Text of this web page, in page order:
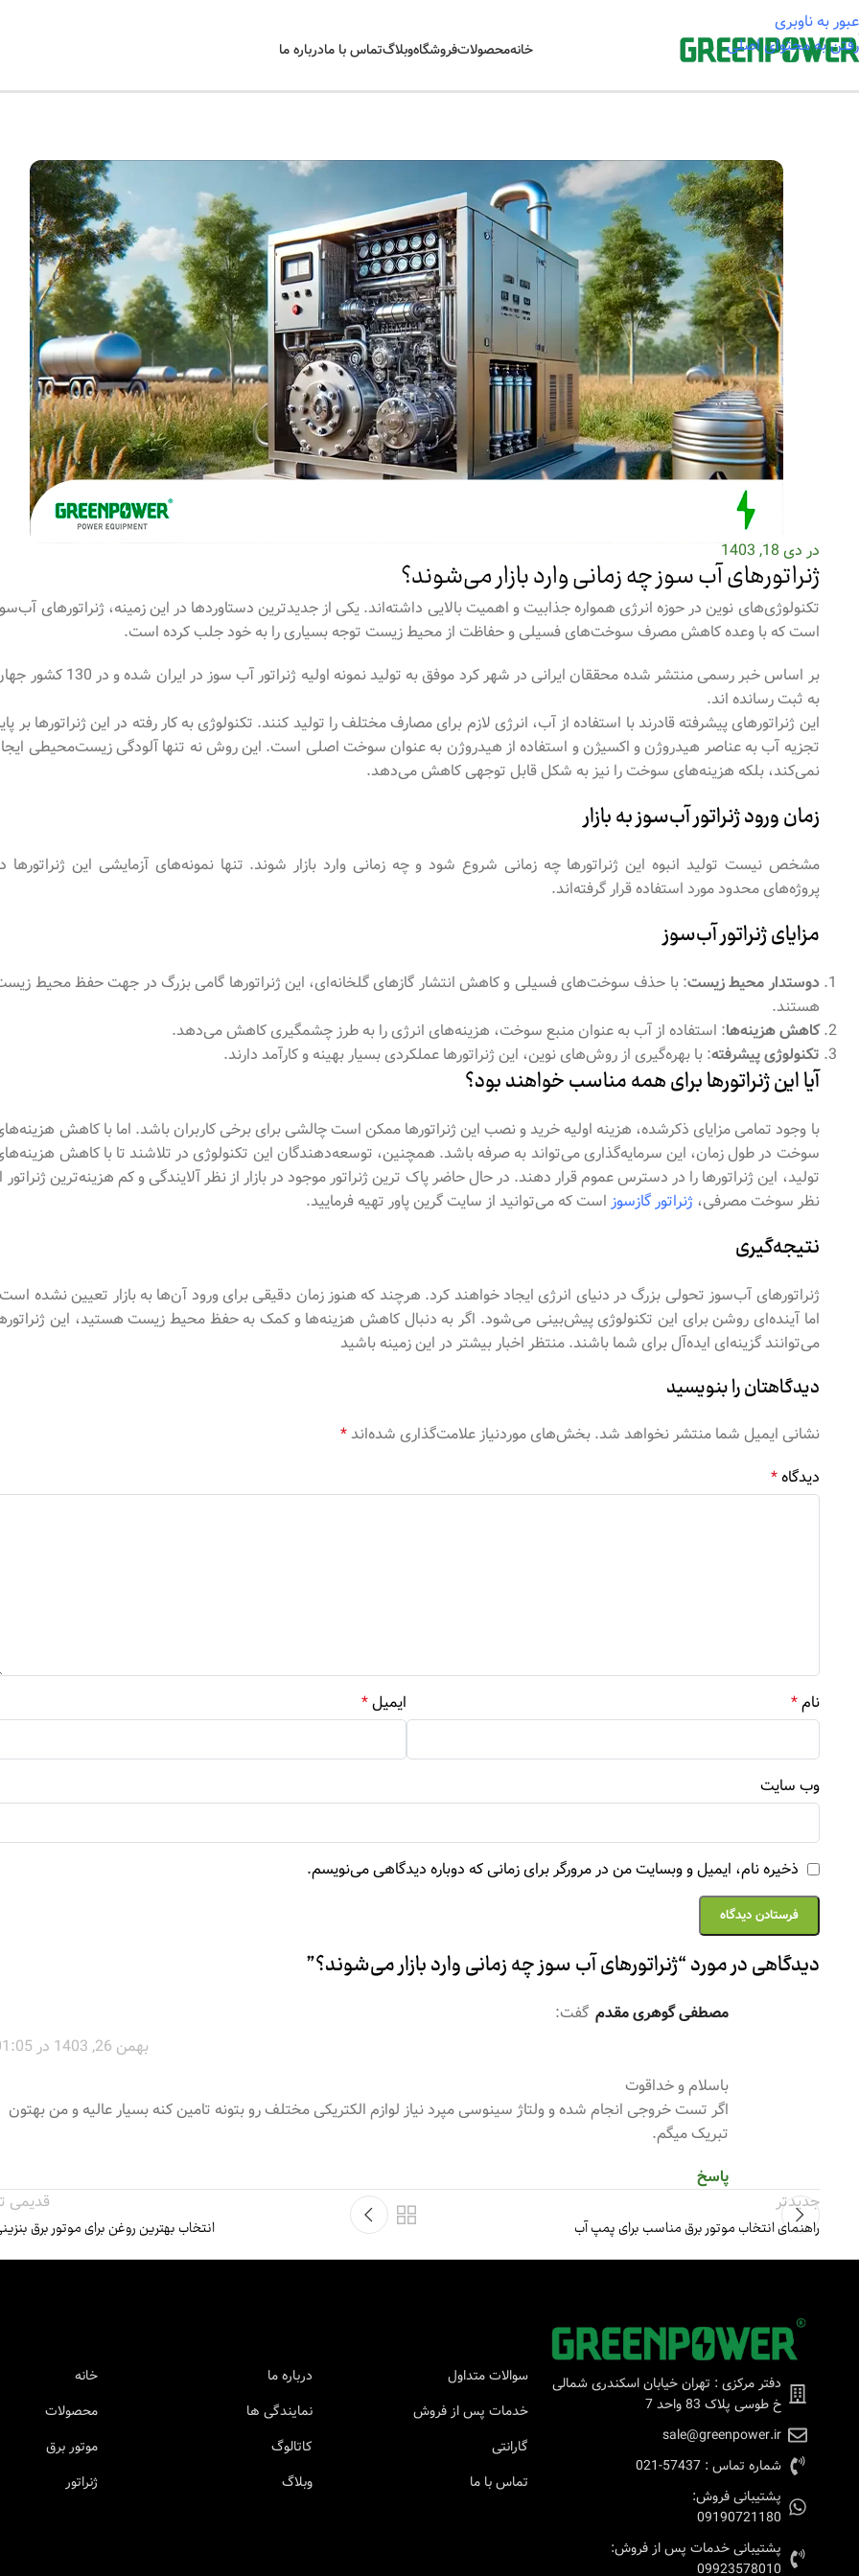
عبور به ناوبری
رفتن به محتوای اصلی
خانهمحصولاتفروشگاهوبلاگتماس با مادرباره ما
در دی 18, 1403
ژنراتورهای آب سوز چه زمانی وارد بازار می‌شوند؟
تکنولوژی‌های نوین در حوزه انرژی همواره جذابیت و اهمیت بالایی داشته‌اند. یکی از جدیدترین دستاوردها در این زمینه، ژنراتورهای
است که با وعده کاهش مصرف سوخت‌های فسیلی و حفاظت از محیط زیست توجه بسیاری را به خود جلب کرده است.
بر اساس خبر رسمی منتشر شده محققان ایرانی در شهر کرد موفق به تولید نمونه اولیه ژنراتور آب سوز در ایران
به ثبت رسانده اند.
این ژنراتورهای پیشرفته قادرند با استفاده از آب، انرژی لازم برای مصارف مختلف را تولید کنند. تکنولوژی به کار رفته در این ژنراتورها بر
تجزیه آب به عناصر هیدروژن و اکسیژن و استفاده از هیدروژن به عنوان سوخت اصلی است. این روش نه تنها آلودگی زیست‌محیطی
نمی‌کند، بلکه هزینه‌های سوخت را نیز به شکل قابل توجهی کاهش می‌دهد.
زمان ورود ژنراتور آب‌سوز به بازار
مشخص نیست تولید انبوه این ژنراتورها چه زمانی شروع شود و چه زمانی وارد بازار شوند. تنها نمونه‌های آزمایشی این ژنراتورها
پروژه‌های محدود مورد استفاده قرار گرفته‌اند.
مزایای ژنراتور آب‌سوز
دوستدار محیط زیست: با حذف سوخت‌های فسیلی و کاهش انتشار گازهای گلخانه‌ای، این ژنراتورها گامی بزرگ در جهت حفظ محیط
هستند.
کاهش هزینه‌ها: استفاده از آب به عنوان منبع سوخت، هزینه‌های انرژی را به طرز چشمگیری کاهش می‌دهد.
تکنولوژی پیشرفته: با بهره‌گیری از روش‌های نوین، این ژنراتورها عملکردی بسیار بهینه و کارآمد دارند.
آیا این ژنراتورها برای همه مناسب خواهند بود؟
با وجود تمامی مزایای ذکرشده، هزینه اولیه خرید و نصب این ژنراتورها ممکن است چالشی برای برخی کاربران باشد. اما با کاهش
سوخت در طول زمان، این سرمایه‌گذاری می‌تواند به صرفه باشد. همچنین، توسعه‌دهندگان این تکنولوژی در تلاشند تا با کاهش
تولید، این ژنراتورها را در دسترس عموم قرار دهند. در حال حاضر پاک ترین ژنراتور موجود در بازار از نظر آلایندگی و کم هزینه‌ترین ژنراتور
نظر سوخت مصرفی،ژنراتور گازسوز است که می‌توانید از سایت گرین پاور تهیه فرمایید.
نتیجه‌گیری
ژنراتورهای آب‌سوز تحولی بزرگ در دنیای انرژی ایجاد خواهند کرد. هرچند که هنوز زمان دقیقی برای ورود آن‌ها به بازار تعیین نشده
اما آینده‌ای روشن برای این تکنولوژی پیش‌بینی می‌شود. اگر به دنبال کاهش هزینه‌ها و کمک به حفظ محیط زیست هستید، این
می‌توانند گزینه‌ای ایده‌آل برای شما باشند. منتظر اخبار بیشتر در این زمینه باشید
دیدگاهتان را بنویسید
نشانی ایمیل شما منتشر نخواهد شد. بخش‌های موردنیاز علامت‌گذاری شده‌اند*
دیدگاه*
نام* ایمیل*
وب‌ سایت
ذخیره نام، ایمیل و وبسایت من در مرورگر برای زمانی که دوباره دیدگاهی می‌نویسم.
دیدگاهی در مورد “ژنراتورهای آب سوز چه زمانی وارد بازار می‌شوند؟”
مصطفی گوهری مقدم گفت:
بهمن 26, 1403 در 01:05
باسلام و خداقوت
اگر تست خروجی انجام شده و ولتاژ سینوسی مپرد نیاز لوازم الکتریکی مختلف رو بتونه تامین کنه بسیار عالیه و من بهتون
تبریک میگم.
پاسخ
جدیدتر
راهنمای انتخاب موتور برق مناسب برای پمپ آب
قدیمی
انتخاب بهترین روغن برای موتور برق
دفتر مرکزی : تهران خیابان اسکندری شمالی
خ طوسی پلاک 83 واحد 7
sale@greenpower.ir
شماره تماس : 57437-021
پشتیبانی فروش:
09190721180
پشتیبانی خدمات پس از فروش:
09923578010
سوالات متداول
خدمات پس از فروش
گارانتی
تماس با ما
درباره ما
نمایندگی ها
کاتالوگ
وبلاگ
خانه
محصولات
موتور برق
ژنراتور